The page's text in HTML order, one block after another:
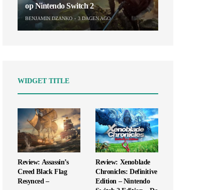
op Nintendo Switch 2
BENJAMIN DZANKO 3 DAGEN AGO
WIDGET TITLE
Review: Assassin’s
Creed Black Flag
Resynced –
Review: Xenoblade
Chronicles: Definitive
Edition – Nintendo